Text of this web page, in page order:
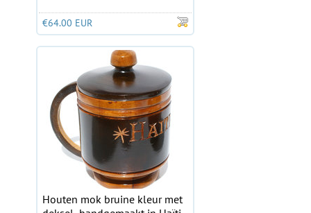
€64.00 EUR
Houten mok bruine kleur met